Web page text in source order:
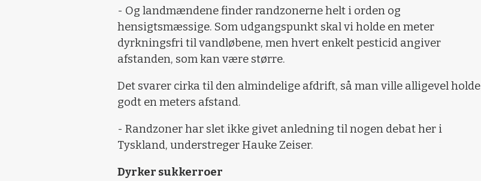
- Og landmændene finder randzonerne helt i orden og
hensigtsmæssige. Som udgangspunkt skal vi holde en meter
dyrkningsfri til vandløbene, men hvert enkelt pesticid angiver
afstanden, som kan være større.
Det svarer cirka til den almindelige afdrift, så man ville alligevel holde
godt en meters afstand.
- Randzoner har slet ikke givet anledning til nogen debat her i
Tyskland, understreger Hauke Zeiser.
Dyrker sukkerroer